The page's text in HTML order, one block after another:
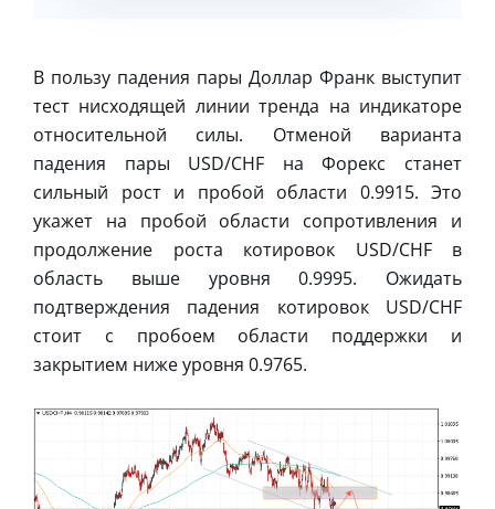
В пользу падения пары Доллар Франк выступит
тест нисходящей линии тренда на индикаторе
относительной силы. Отменой варианта
падения пары USD/CHF на Форекс станет
сильный рост и пробой области 0.9915. Это
укажет на пробой области сопротивления и
продолжение роста котировок USD/CHF в
область выше уровня 0.9995. Ожидать
подтверждения падения котировок USD/CHF
стоит с пробоем области поддержки и
закрытием ниже уровня 0.9765.